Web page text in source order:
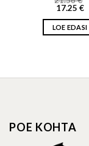
17.25 €
LOE EDASI
POE KOHTA